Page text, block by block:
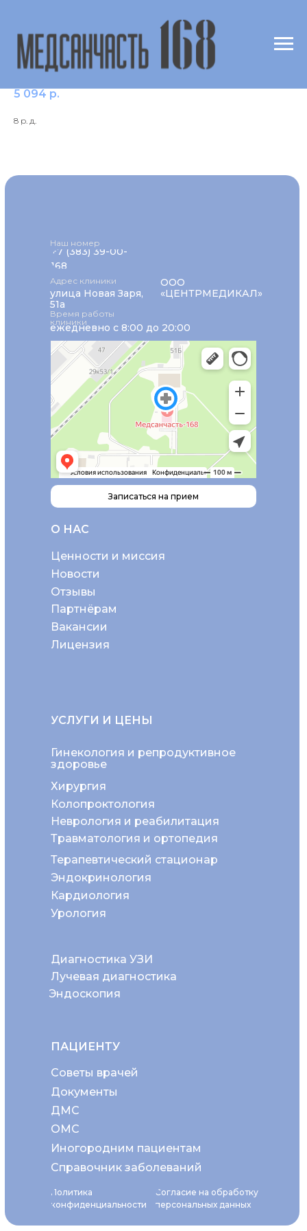
Дулоксетин
5 094 р.
8 р. д.
О НАС
Политика
конфиденциальности
Согласие на обработку
персональных данных
Ценности и миссия
Новости
+7 (383) 39-00-
168
Отзывы
Партнёрам
Вакансии
Лицензия
Неврология и реабилитация
Колопроктология
Хирургия
Гинекология и репродуктивное
здоровье
Диагностика УЗИ
Эндоскопия
Травматология и ортопедия
Эндокринология
Терапевтический стационар
Кардиология
Урология
Лучевая диагностика
УСЛУГИ И ЦЕНЫ
ПАЦИЕНТУ
Советы врачей
ОМС
Документы
ДМС
Иногородним пациентам
Справочник заболеваний
Наш номер
ежедневно с 8:00 до 20:00
Время работы
клиники
Адрес клиники
улица Новая Заря,
51а
ООО
«ЦЕНТРМЕДИКАЛ»
Записаться на прием